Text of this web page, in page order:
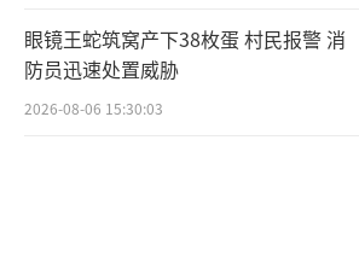
眼镜王蛇筑窝产下38枚蛋 村民报警 消
防员迅速处置威胁
2026-08-06 15:30:03